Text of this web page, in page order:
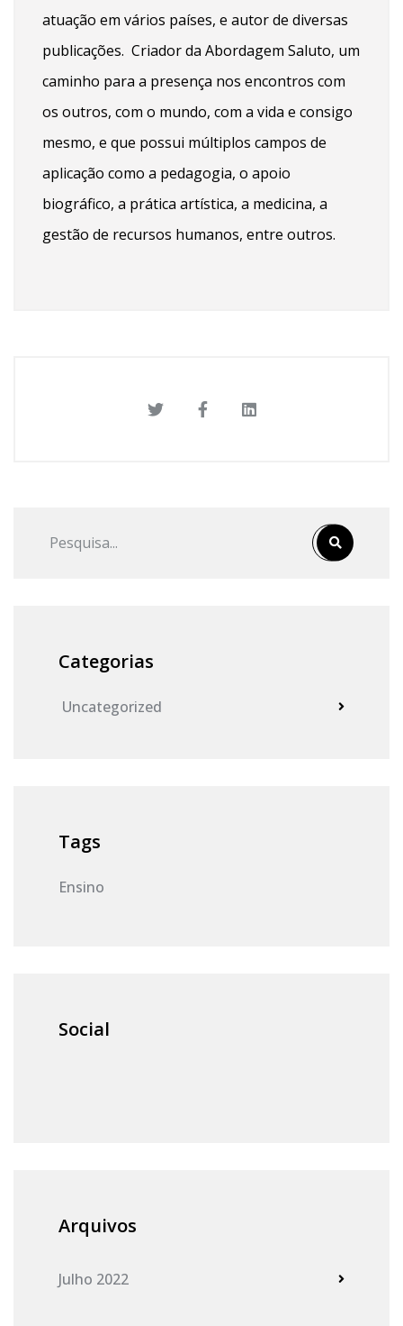
atuação em vários países, e autor de diversas
publicações. Criador da Abordagem Saluto, um
caminho para a presença nos encontros com
os outros, com o mundo, com a vida e consigo
mesmo, e que possui múltiplos campos de
aplicação como a pedagogia, o apoio
biográfico, a prática artística, a medicina, a
gestão de recursos humanos, entre outros.
Categorias
Uncategorized
Tags
Ensino
Social
Arquivos
Julho 2022